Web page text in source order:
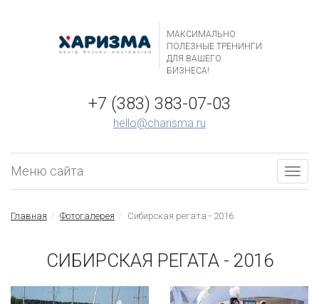
МАКСИМАЛЬНО
ПОЛЕЗНЫЕ ТРЕНИНГИ
ДЛЯ ВАШЕГО
БИЗНЕСА!
+7 (383) 383-07-03
hello@charisma.ru
Меню сайта
Главная Фотогалерея Сибирская регата - 2016
СИБИРСКАЯ РЕГАТА - 2016